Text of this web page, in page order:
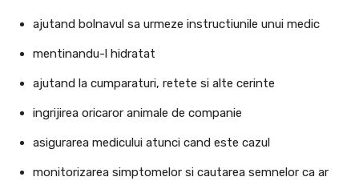
ajutand bolnavul sa urmeze instructiunile unui medic
mentinandu-l hidratat
ajutand la cumparaturi, retete si alte cerinte
ingrijirea oricaror animale de companie
asigurarea medicului atunci cand este cazul
monitorizarea simptomelor si cautarea semnelor ca ar